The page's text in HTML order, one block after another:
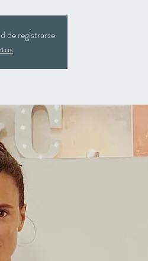
de registrarse